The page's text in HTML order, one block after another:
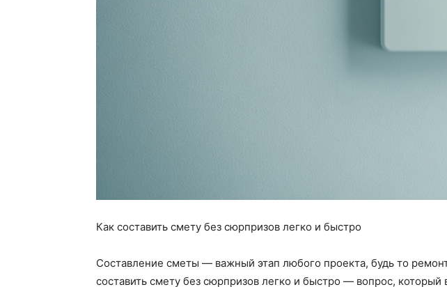
Как составить смету без сюрпризов легко и быстро
Составление сметы — важный этап любого проекта, будь то
составить смету без сюрпризов легко и быстро — вопрос,